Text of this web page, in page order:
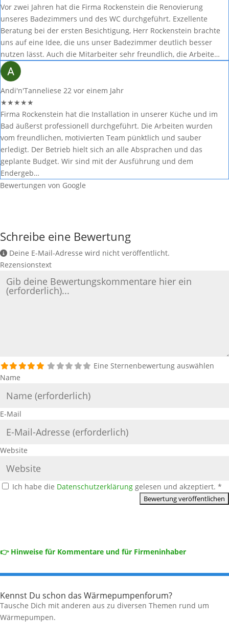
Vor zwei Jahren hat die Firma Rockenstein die Renovierung
unseres Badezimmers und des WC durchgeführt. Exzellente
Beratung bei der ersten Besichtigung, Herr Rockenstein brachte
uns auf eine Idee, die uns unser Badezimmer deutlich besser
nutzen lässt. Auch die Mitarbeiter sehr freundlich, die Arbeite…
Andi'n'Tanneliese 22 vor einem Jahr
★★★★★
Firma Rockenstein hat die Installation in unserer Küche und im
Bad äußerst professionell durchgeführt. Die Arbeiten wurden
vom freundlichen, motivierten Team pünktlich und sauber
erledigt. Der Betrieb hielt sich an alle Absprachen und das
geplante Budget. Wir sind mit der Ausführung und dem
Endergeb…
Bewertungen von Google
Schreibe eine Bewertung
Deine E-Mail-Adresse wird nicht veröffentlicht.
Rezensionstext
Eine Sternenbewertung auswählen
Name
E-Mail
Website
Ich habe die Datenschutzerklärung gelesen und akzeptiert. *
👉 Hinweise für Kommentare und für Firmeninhaber
Kennst Du schon das Wärmepumpenforum?
Tausche Dich mit anderen aus zu diversen Themen rund um
Wärmepumpen.